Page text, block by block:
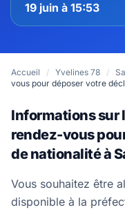
19 juin à 15:53
Accueil / Yvelines 78 /
vous pour déposer votre
Informations sur
rendez-vous
de nationalité à
Vous souhaitez être
disponible à la